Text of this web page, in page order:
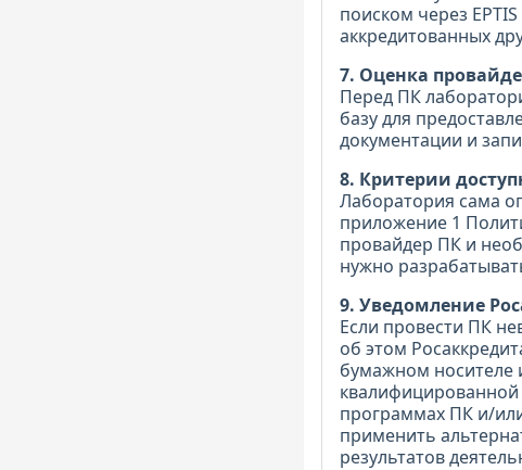
поиском через
аккредитованных
7. Оценка
Перед ПК
базу для
документации и
8. Критерии
Лаборатория сама
приложение 1
провайдер ПК и
нужно
9. Уведомление
Если провести ПК
об этом
бумажном носителе
программах ПК и/
применить
результатов